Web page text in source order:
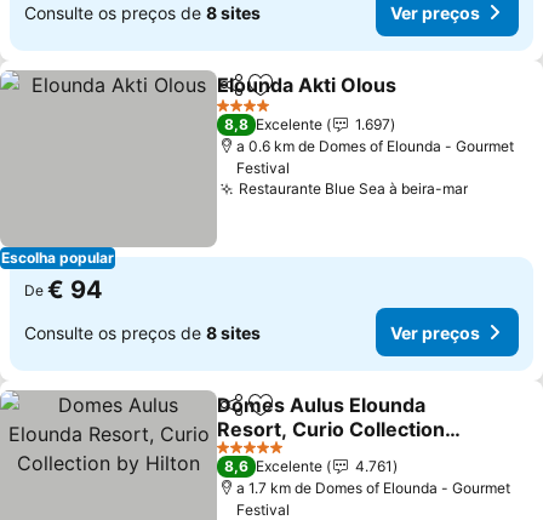
Consulte os preços de 8 sites Ver preços
Escolha popular
PartilharAdicionar aos favoritos
Elounda Akti Olous
4 Estrelas
8,8 Excelente
1.697
a 0.6 km de Domes of Elounda - Gourmet
Festival
Restaurante Blue Sea à beira-marVer
De € 94
Consulte os preços de 8 sites Ver preços
PartilharAdicionar aos favoritos
Domes Aulus Elounda
Resort, Curio Collection
by Hilton
Ver preços
5 Estrelas
8,6 Excelente
4.761
a 1.7 km de Domes of Elounda - Gourmet
Festival